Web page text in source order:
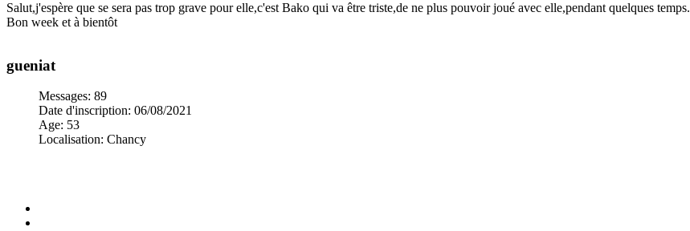
Salut,j'espère que se sera pas trop grave pour elle,c'est Bako qui va être triste,de ne plus pouvoir joué avec elle,pendant quelques temps.
Bon week et à bientôt
gueniat
Messages: 89
Date d'inscription: 06/08/2021
Age: 53
Localisation: Chancy